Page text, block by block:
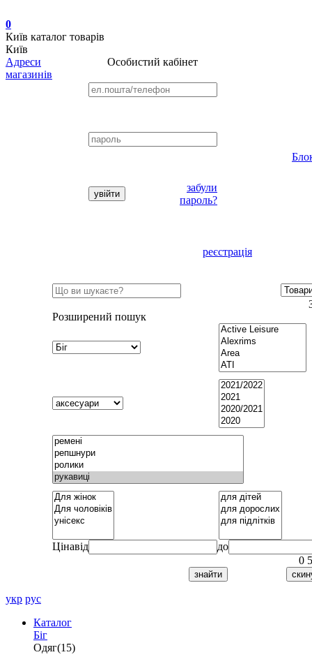
0
Київ каталог товарів
Київ
Адреси
магазинів
Особистий кабінет
забули
пароль?
реєстрація
Розширений пошук
Цінавід
до
0
укр рус
Каталог
Біг
Одяг(15)